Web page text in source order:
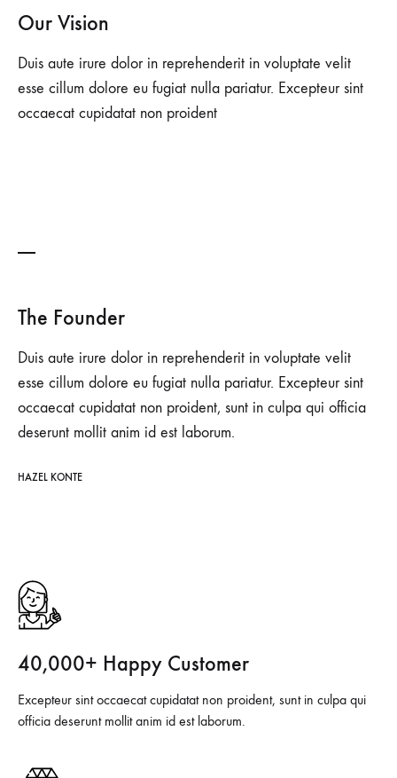
Our Vision
Duis aute irure dolor in reprehenderit in voluptate velit
esse cillum dolore eu fugiat nulla pariatur. Excepteur sint
occaecat cupidatat non proident
The Founder
Duis aute irure dolor in reprehenderit in voluptate velit
esse cillum dolore eu fugiat nulla pariatur. Excepteur sint
occaecat cupidatat non proident, sunt in culpa qui officia
deserunt mollit anim id est laborum.
HAZEL KONTE
40,000+ Happy Customer
Excepteur sint occaecat cupidatat non proident, sunt in culpa qui
officia deserunt mollit anim id est laborum.